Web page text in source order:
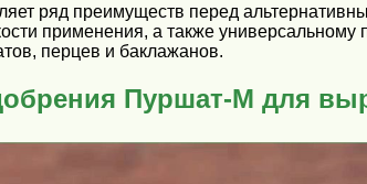
ряд преимуществ перед
применения, а также
перцев и баклажанов.
Пуршат-М для